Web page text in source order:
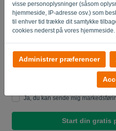
visse personoplysninger (såsom
hjemmeside, IP-adresse osv.) som
til enhver tid trække dit samtykke
cookies nederst på vores hjemmeside.
Administrer præferencer
Adgangskode
Land
Ja, du kan sende mig
Ja, du kan sende mig
Start din gratis